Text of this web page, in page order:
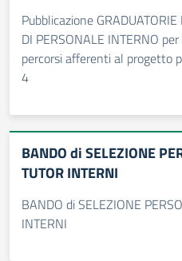
Pubblicazione
DI PERSONALE INTERNO
percorsi afferenti al progetto
4
BANDO di SELEZIONE
TUTOR INTERNI
BANDO di SELEZIONE
INTERNI